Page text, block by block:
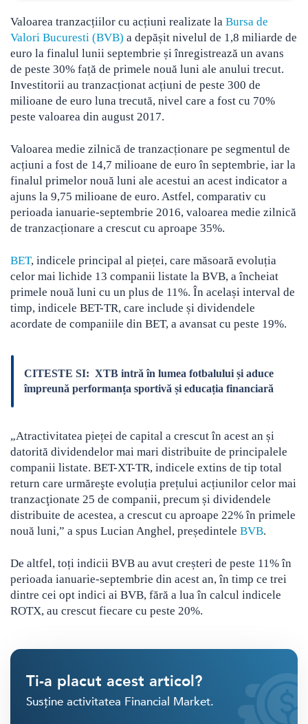
Valoarea tranzacțiilor cu acțiuni realizate la Bursa de
Valori Bucuresti (BVB) a depășit nivelul de 1,8 miliarde de
euro la finalul lunii septembrie și înregistrează un avans
de peste 30% față de primele nouă luni ale anului trecut.
Investitorii au tranzacționat acțiuni de peste 300 de
milioane de euro luna trecută, nivel care a fost cu 70%
peste valoarea din august 2017.
Valoarea medie zilnică de tranzacționare pe segmentul de
acțiuni a fost de 14,7 milioane de euro în septembrie, iar la
finalul primelor nouă luni ale acestui an acest indicator a
ajuns la 9,75 milioane de euro. Astfel, comparativ cu
perioada ianuarie-septembrie 2016, valoarea medie zilnică
de tranzacționare a crescut cu aproape 35%.
BET, indicele principal al pieței, care măsoară evoluția
celor mai lichide 13 companii listate la BVB, a încheiat
primele nouă luni cu un plus de 11%. În același interval de
timp, indicele BET-TR, care include și dividendele
acordate de companiile din BET, a avansat cu peste 19%.
CITESTE SI: XTB intră în lumea fotbalului și aduce
împreună performanța sportivă și educația financiară
„Atractivitatea pieței de capital a crescut în acest an și
datorită dividendelor mai mari distribuite de principalele
companii listate. BET-XT-TR, indicele extins de tip total
return care urmăreşte evoluția prețului acțiunilor celor mai
tranzacţionate 25 de companii, precum și dividendele
distribuite de acestea, a crescut cu aproape 22% în primele
nouă luni,” a spus Lucian Anghel, președintele BVB.
De altfel, toți indicii BVB au avut creșteri de peste 11% în
perioada ianuarie-septembrie din acest an, în timp ce trei
dintre cei opt indici ai BVB, fără a lua în calcul indicele
ROTX, au crescut fiecare cu peste 20%.
Ti-a placut acest articol?
Susține activitatea Financial Market.